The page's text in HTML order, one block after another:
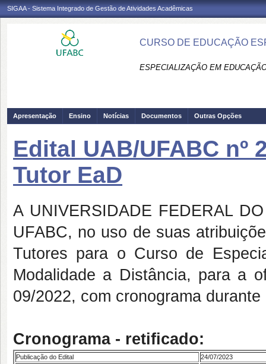
SIGAA - Sistema Integrado de Gestão de Atividades Acadêmicas
CURSO DE EDUCAÇÃO
ESPECIALIZAÇÃO EM
Apresentação Ensino Notícias Documentos Outras Opções
Edital UAB/UFABC nº
Tutor EaD
A UNIVERSIDADE FEDERAL
UFABC, no uso de suas
Tutores para o Curso de
Modalidade a Distância, para a
09/2022, com cronograma
Cronograma - retificado:
Publicação do Edital
24/07/2023